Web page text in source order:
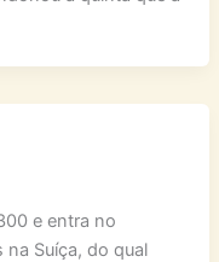
e entra no
Suíça, do qual